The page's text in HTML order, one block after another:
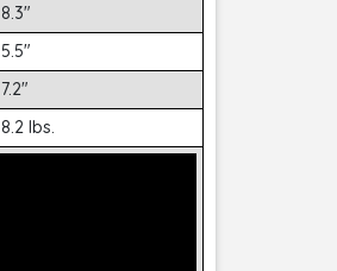
8.3"
5.5"
7.2"
8.2 lbs.